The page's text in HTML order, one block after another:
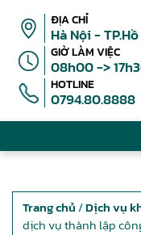
ĐỊA CHỈ
Hà Nội -
GIỜ LÀM VIỆC
08h00 ->
HOTLINE
0794.80.8888
Trang chủ /Dịch vụ
dịch vụ thành lập